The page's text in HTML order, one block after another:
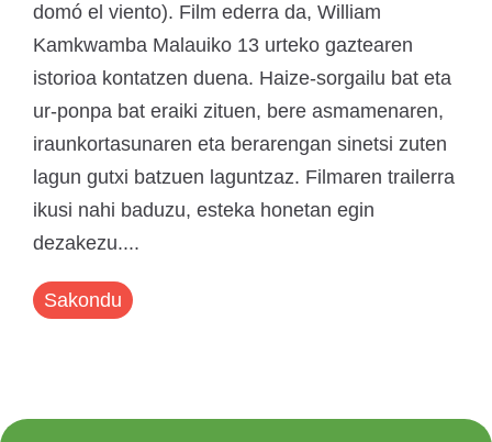
domó el viento). Film ederra da, William
Kamkwamba Malauiko 13 urteko gaztearen
istorioa kontatzen duena. Haize-sorgailu bat eta
ur-ponpa bat eraiki zituen, bere asmamenaren,
iraunkortasunaren eta berarengan sinetsi zuten
lagun gutxi batzuen laguntzaz. Filmaren trailerra
ikusi nahi baduzu, esteka honetan egin
dezakezu....
Sakondu